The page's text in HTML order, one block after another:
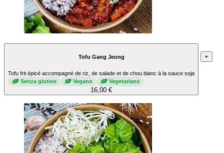
Tofu Gang Jeong
Tofu frit épicé accompagné de riz, de salade et de chou blanc à la sauce soja
Senza glutine
Vegano Vegetariano
16,00 €
+